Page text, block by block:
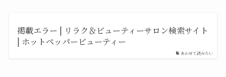
あわせて読みたい
掲載エラー | リラク＆ビューティーサロン検索サイト
| ホットペッパービューティー